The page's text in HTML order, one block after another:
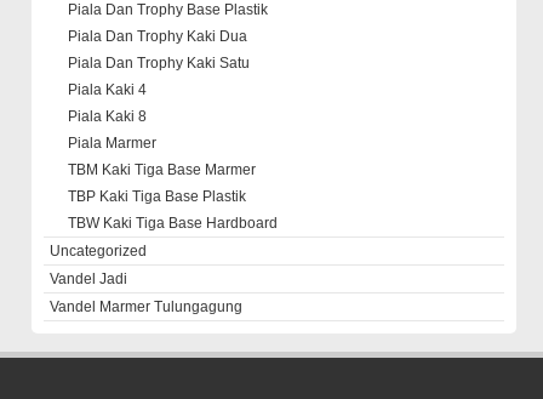
Piala Dan Trophy Base Plastik
Piala Dan Trophy Kaki Dua
Piala Dan Trophy Kaki Satu
Piala Kaki 4
Piala Kaki 8
Piala Marmer
TBM Kaki Tiga Base Marmer
TBP Kaki Tiga Base Plastik
TBW Kaki Tiga Base Hardboard
Uncategorized
Vandel Jadi
Vandel Marmer Tulungagung